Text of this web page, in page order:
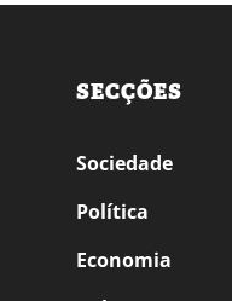
SECÇÕES
Sociedade
Política
Economia